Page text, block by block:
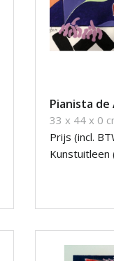
Pianista de
33 x 44 x 0
Prijs (incl.
Kunstuitleen